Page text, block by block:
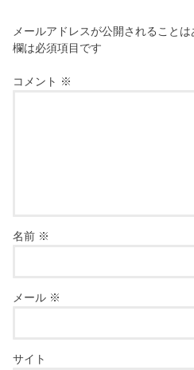
メールアドレスが公開されることは
欄は必須項目です
コメント ※
名前 ※
メール ※
サイト